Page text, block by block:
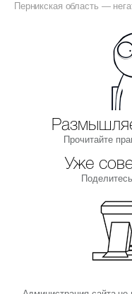
Перникская область —
Прочитайте
Уже